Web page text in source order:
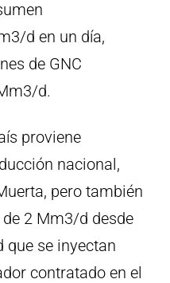
d en un día,
de GNC
d.
proviene
nacional,
pero también
2 Mm3/d desde
se inyectan
contratado en el